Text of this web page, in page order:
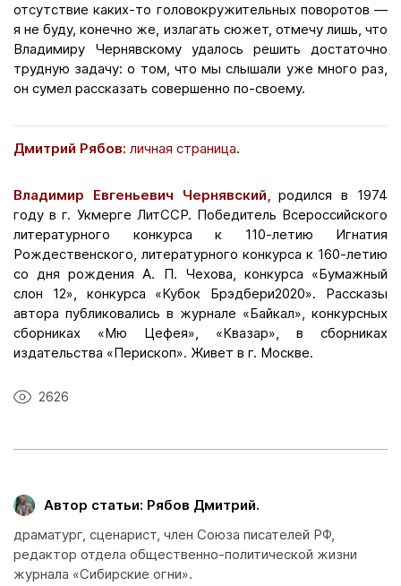
отсутствие каких-то головокружительных поворотов —
я не буду, конечно же, излагать сюжет, отмечу лишь, что
Владимиру Чернявскому удалось решить достаточно
трудную задачу: о том, что мы слышали уже много раз,
он сумел рассказать совершенно по-своему.
Дмитрий Рябов: личная страница.
Владимир Евгеньевич Чернявский,родился в 1974
году в г. Укмерге ЛитССР. Победитель Всероссийского
литературного конкурса к 110-летию Игнатия
Рождественского, литературного конкурса к 160-летию
со дня рождения А. П. Чехова, конкурса «Бумажный
слон 12», конкурса «Кубок Брэдбери2020». Рассказы
автора публиковались в журнале «Байкал», конкурсных
сборниках «Мю Цефея», «Квазар», в сборниках
издательства «Перископ». Живет в г. Москве.
2626
Автор статьи: Рябов Дмитрий.
драматург, сценарист, член Союза писателей РФ,
редактор отдела общественно-политической жизни
журнала «Сибирские огни».